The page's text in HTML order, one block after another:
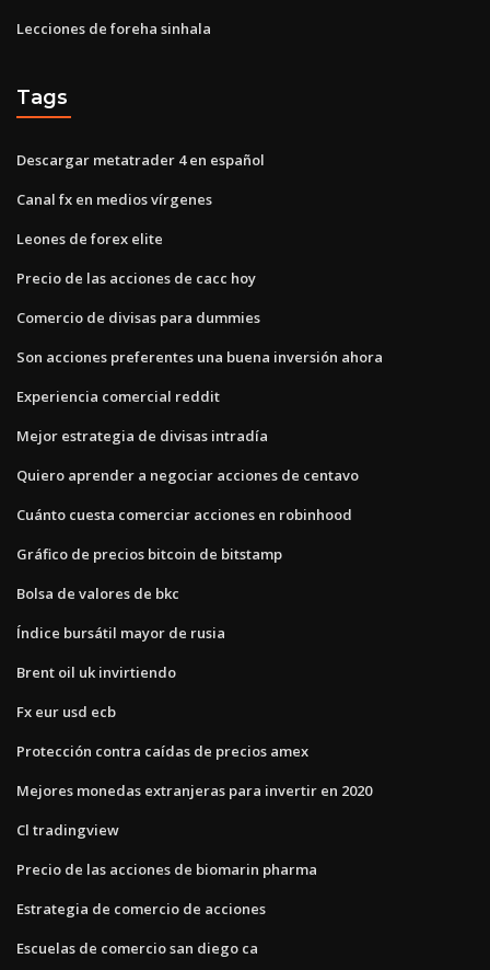
Lecciones de foreha sinhala
Tags
Descargar metatrader 4 en español
Canal fx en medios vírgenes
Leones de forex elite
Precio de las acciones de cacc hoy
Comercio de divisas para dummies
Son acciones preferentes una buena inversión ahora
Experiencia comercial reddit
Mejor estrategia de divisas intradía
Quiero aprender a negociar acciones de centavo
Cuánto cuesta comerciar acciones en robinhood
Gráfico de precios bitcoin de bitstamp
Bolsa de valores de bkc
Índice bursátil mayor de rusia
Brent oil uk invirtiendo
Fx eur usd ecb
Protección contra caídas de precios amex
Mejores monedas extranjeras para invertir en 2020
Cl tradingview
Precio de las acciones de biomarin pharma
Estrategia de comercio de acciones
Escuelas de comercio san diego ca